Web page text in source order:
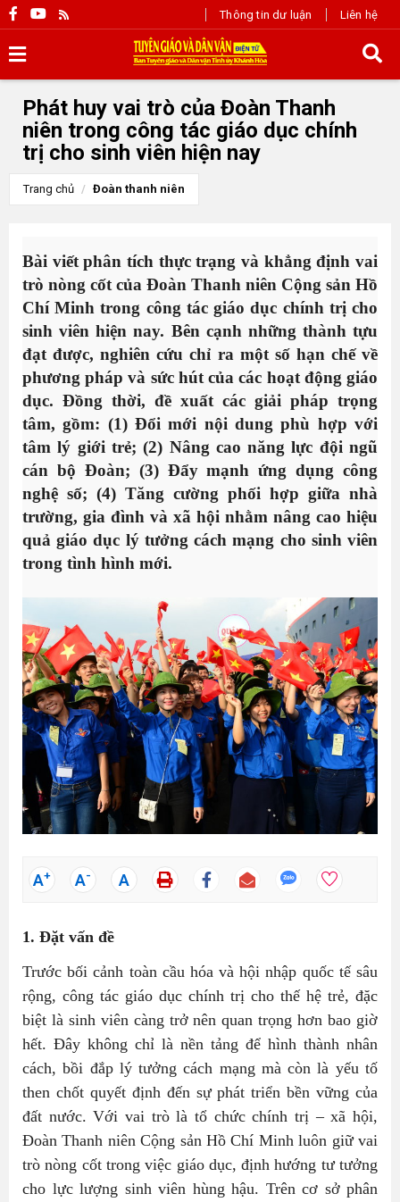
Thông tin dư luận Liên hệ
Phát huy vai trò của Đoàn Thanh
niên trong công tác giáo dục chính
trị cho sinh viên hiện nay
Trang chủ Đoàn thanh niên
Bài viết phân tích thực trạng và khẳng định vai
trò nòng cốt của Đoàn Thanh niên Cộng sản Hồ
Chí Minh trong công tác giáo dục chính trị cho
sinh viên hiện nay. Bên cạnh những thành tựu
đạt được,nghiên cứuchỉ ra một số hạn chế về
phương pháp và sức hút của các hoạt động giáo
dục. Đồng thời, đề xuất các giải pháp trọng
tâm, gồm: (1) Đổi mới nội dung phù hợp với
tâm lý giới trẻ; (2) Nâng cao năng lực đội ngũ
cán bộ Đoàn; (3) Đẩy mạnh ứng dụng công
nghệ số; (4) Tăng cường phối hợp giữa nhà
trường, gia đình và xã hội nhằm nâng cao hiệu
quả giáo dục lý tưởng cách mạng cho sinh viên
trong tình hình mới.
A+ A- A
1. Đặt vấn đề
Trước bối cảnh toàn cầu hóa và hội nhập quốc tế sâu
rộng, công tác giáo dục chính trị cho thế hệ trẻ, đặc
biệt là sinh viên càng trở nên quan trọng hơn bao giờ
hết. Đây không chỉ là nền tảng để hình thành nhân
cách, bồi đắp lý tưởng cách mạng mà còn là yếu tố
then chốt quyết định đến sự phát triển bền vững của
đất nước. Với vai trò là tổ chức chính trị – xã hội,
Đoàn Thanh niên Cộng sản Hồ Chí Minh luôn giữ vai
trò nòng cốt trong việc giáo dục, định hướng tư tưởng
cho lực lượng sinh viên hùng hậu. Trên cơ sở phân